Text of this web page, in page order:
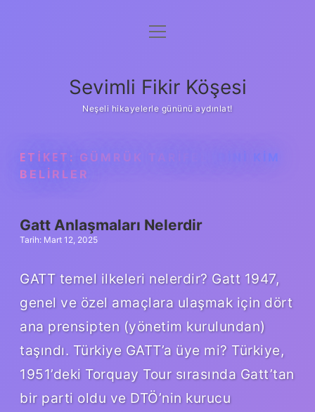
Anasayfa
Yasal Uyarı
menüyü
Sevimli Fikir Köşesi
Neşeli hikayelerle gününü aydınlat!
ETIKET: GÜMRÜK TARIFELERINI KIM
BELIRLER
Gatt Anlaşmaları Nelerdir
Tarih: Mart 12, 2025
GATT temel ilkeleri nelerdir? Gatt 1947,
genel ve özel amaçlara ulaşmak için dört
ana prensipten (yönetim kurulundan)
taşındı. Türkiye GATT’a üye mi? Türkiye,
1951’deki Torquay Tour sırasında Gatt’tan
bir parti oldu ve DTÖ’nin kurucu